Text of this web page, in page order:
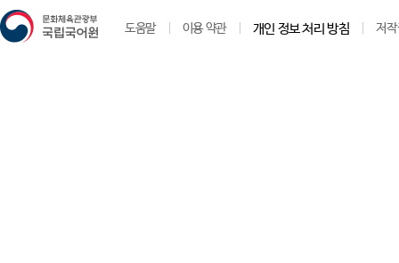
도움말 이용 약관 개인 정보 처리 방침 저